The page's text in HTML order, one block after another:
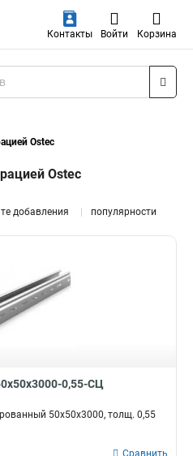
Контакты Войти Корзина
Ostec
Ostec
добавления популярности
0,55-СЦ
50х50х3000, толщ. 0,55
Сравнить